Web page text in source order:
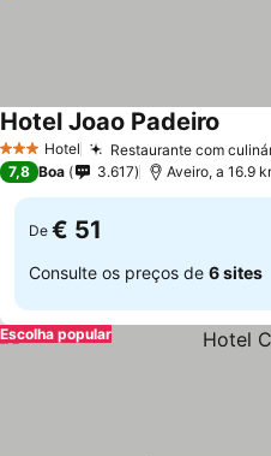
3 EstrelasHotel Restaurante com
Hotel Joao Padeiro
7,8 Boa 3.617 Aveiro, a 16.9
De € 51
Consulte os preços de 6 sites
Escolha popular